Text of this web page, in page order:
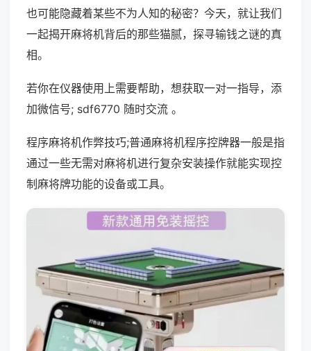
也可能隐藏着某些不为人知的秘密？今天，就让我们
一起揭开麻将机背后的那些猫腻，探寻输钱之谜的真
相。
若你在仪器使用上需要帮助，想获取一对一指导，添
加微信号; sdf6770 随时交流 。
程序麻将机作弊技巧;普通麻将机程序控牌器一般是指
通过一些无需对麻将机进行复杂安装操作就能实现控
制麻将牌功能的设备或工具。